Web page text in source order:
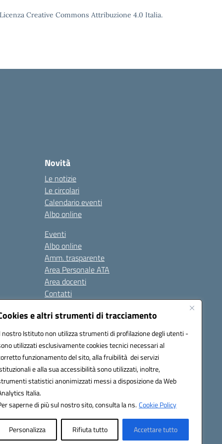
e altri strumenti di tracciamento
nostro Istituto non utilizza strumenti di profilazione degli utenti -
utilizzati esclusivamente cookies tecnici necessari al
funzionamento del sito, alla fruibilità dei servizi
e alla sua accessibilità sono utilizzati, inoltre,
statistici anonimizzati messi a disposizione da Web
Italia.
saperne di più sul nostro sito, consulta la ns.Cookie Policy
Personalizza Rifiuta tutto Accettare tutto
Creative Commons Attribuzione 4.0 Italia.
Novità
Le notizie
Le circolari
Calendario eventi
Albo online
Eventi
Albo online
Amm. trasparente
Area Personale ATA
Area docenti
Contatti